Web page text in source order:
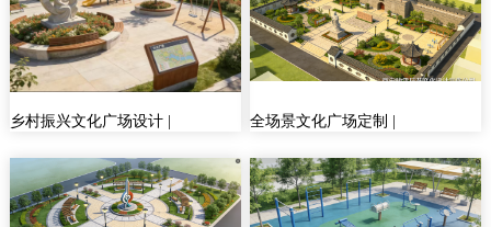
乡村振兴文化广场设计 | 全场景文化广场定制 |